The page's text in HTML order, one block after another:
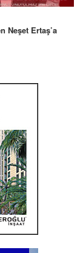
Neşet Ertaş’a